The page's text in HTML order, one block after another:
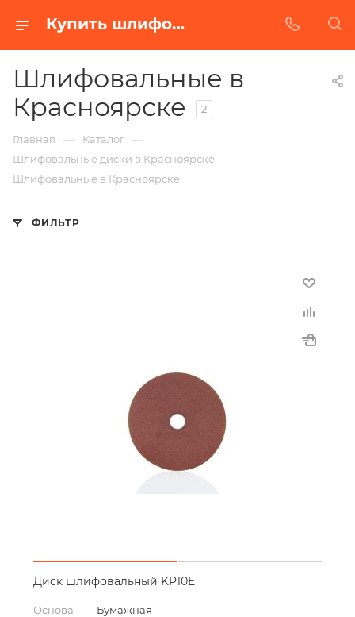
Купить шлифовальные в Красноярске | Низкая цена от производителя
Шлифовальные в
Красноярске
2
Главная — Каталог —
Шлифовальные диски в Красноярске —
Шлифовальные в Красноярске
ФИЛЬТР
Диск шлифовальный KP10E
Основа — Бумажная